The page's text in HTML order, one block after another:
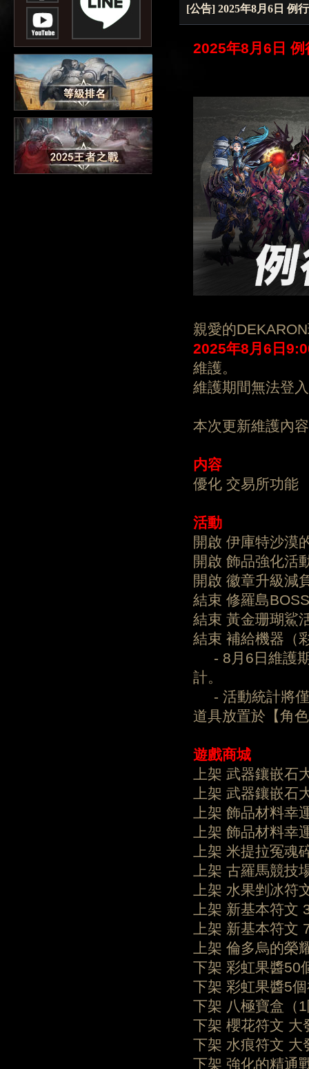
[公告] 2025年8月6日 例
2025年8月6日 例
親愛的
2025年8月6日
維護。
維護期間無法登
本次更新維護內
内容
優化 交易所功能
活動
開啟 伊庫特沙漠
開啟 飾品強化活
開啟 徽章升級減
結束 修羅島
結束 黃金珊瑚鯊
結束 補給機器（
- 8月6日維護期
計。
- 活動統計將僅
道具放置於【角
遊戲商城
上架 武器鑲嵌石
上架 武器鑲嵌石
上架 飾品材料幸
上架 飾品材料幸
上架 米提拉冤魂
上架 古羅馬競技
上架 水果剉冰符
上架 新基本符文
上架 新基本符文
上架 倫多烏的榮
下架 彩虹果醬50
下架 彩虹果醬5
下架 八極寶盒（
下架 櫻花符文 大
下架 水痕符文 大
下架 強化的精通